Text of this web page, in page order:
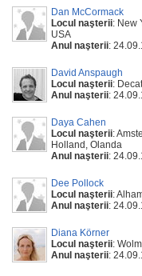
Dan McCormack
Locul naşterii: New
USA
Anul naşterii:
David Anspaugh
Locul naşterii:
Anul naşterii:
Daya Cahen
Locul naşterii:
Holland, Olanda
Anul naşterii:
Dee Pollock
Locul naşterii:
Anul naşterii:
Diana Körner
Locul naşterii:
Anul naşterii: